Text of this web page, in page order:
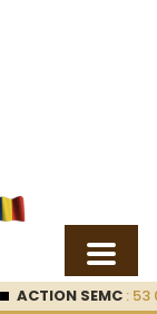
ACTION SEMC: 53